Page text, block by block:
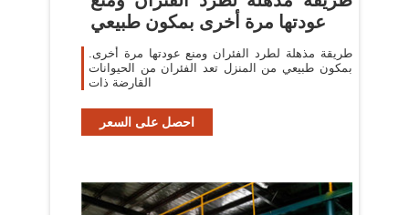
عودتها مرة أخرى بمكون طبيعي
.طريقة مذهلة لطرد الفئران ومنع عودتها مرة أخرى
بمكون طبيعي من المنزل تعد الفئران من الحيوانات
القارضة ذات
احصل على السعر